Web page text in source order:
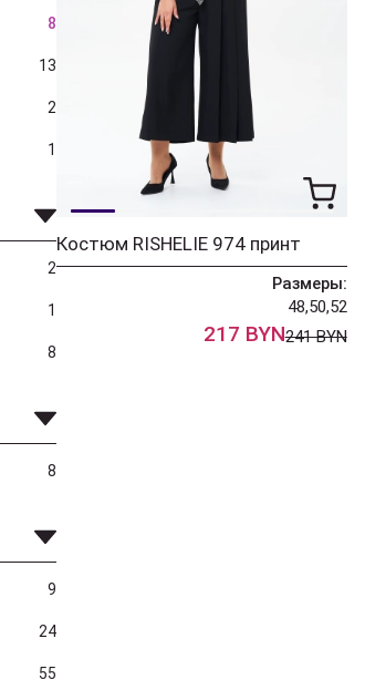
8
13
2
1
2
1
8
8
9
24
55
Костюм RISHELIE 974 принт
Размеры:
48,50,52
217 BYN241 BYN